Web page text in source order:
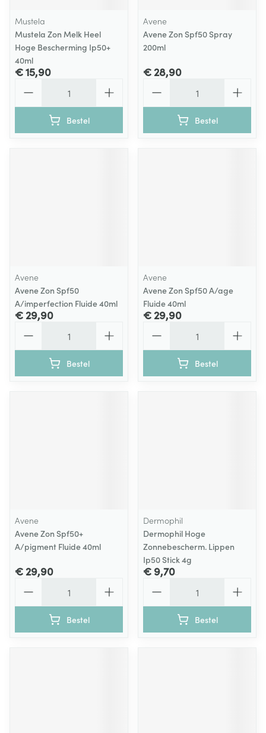
Mustela
Mustela Zon Melk Heel
Hoge Bescherming Ip50+
40ml
€ 15,90
Bestel
Avene
Avene Zon Spf50 Spray
200ml
€ 28,90
Bestel
Avene
Avene Zon Spf50
A/imperfection Fluide 40ml
€ 29,90
Bestel
Avene
Avene Zon Spf50 A/age
Fluide 40ml
€ 29,90
Bestel
Avene
Avene Zon Spf50+
A/pigment Fluide 40ml
€ 29,90
Bestel
Dermophil
Dermophil Hoge
Zonnebescherm. Lippen
Ip50 Stick 4g
€ 9,70
Bestel